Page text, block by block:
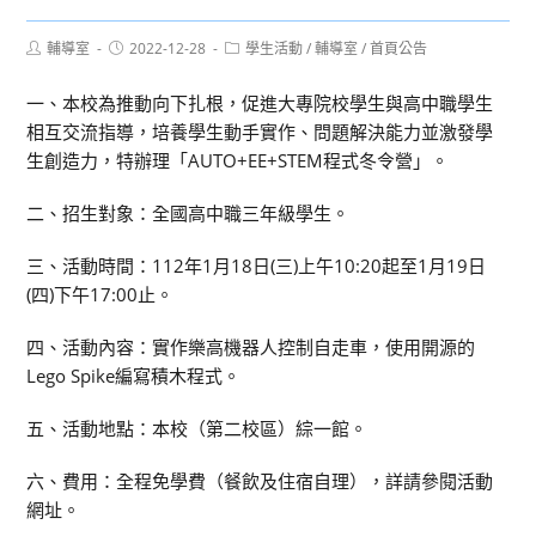
Post輔導室
Post2022-12-28
Post學生活動 / 輔導室 / 首頁公告
一、本校為推動向下扎根，促進大專院校學生與高中職學生
相互交流指導，培養學生動手實作、問題解決能力並激發學
生創造力，特辦理「AUTO+EE+STEM程式冬令營」。
二、招生對象：全國高中職三年級學生。
三、活動時間：112年1月18日(三)上午10:20起至1月19日
(四)下午17:00止。
四、活動內容：實作樂高機器人控制自走車，使用開源的
Lego Spike編寫積木程式。
五、活動地點：本校（第二校區）綜一館。
六、費用：全程免學費（餐飲及住宿自理），詳請參閱活動
網址。